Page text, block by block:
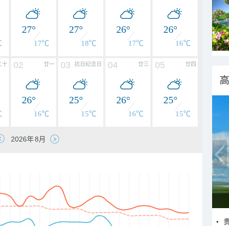
27°
17℃
27°
18℃
26°
17℃
26°
16℃
十 廿一
02
26°
16℃
抗日纪念日
03
25°
15℃
廿三
04
26°
16℃
廿四
05
25°
15℃